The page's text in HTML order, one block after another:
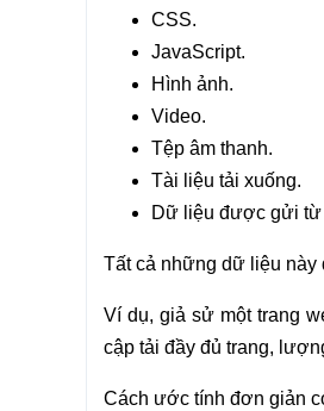
CSS.
JavaScript.
Hình ảnh.
Video.
Tệp âm thanh.
Tài liệu tải xuống.
Dữ liệu được gửi từ
Tất cả những dữ liệu này
Ví dụ, giả sử một trang
cập tải đầy đủ trang,
Cách ước tính đơn giản